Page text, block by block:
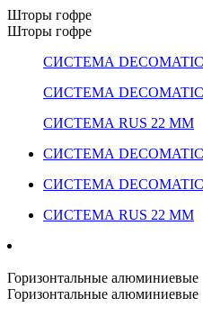
Шторы гофре
Шторы гофре
СИСТЕМА
СИСТЕМА
СИСТЕМА RUS 22 ММ
СИСТЕМА
СИСТЕМА
СИСТЕМА RUS 22 ММ
Горизонтальные алюминиевые
Горизонтальные алюминиевые